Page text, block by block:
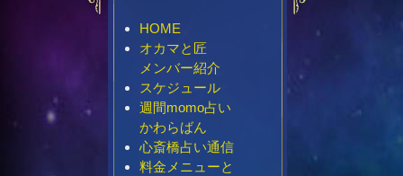
HOME
オカマと匠
メンバー紹介
スケジュール
週間momo占い
かわらばん
心斎橋占い通信
料金メニューと